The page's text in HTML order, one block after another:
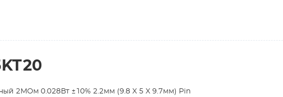
2МОм 0.028Вт ±10% 2.2мм (9.8 X 5 X 9.7мм) Pin